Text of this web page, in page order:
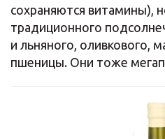
сохраняются витамины),
традиционного
и льняного, оливкового,
пшеницы. Они тоже